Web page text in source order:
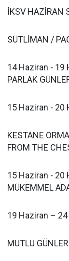
İKSV HAZİRAN
SÜTLİMAN /
14 Haziran - ‪19
PARLAK
15 Haziran - ‪20
KESTANE
FROM THE
15 Haziran - ‪20
MÜKEMMEL
19 Haziran –
MUTLU